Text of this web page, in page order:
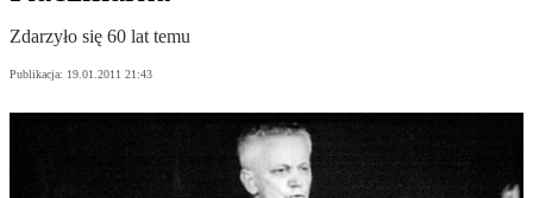
Zdarzyło się 60 lat temu
Publikacja: 19.01.2011 21:43